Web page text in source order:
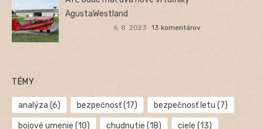
AgustaWestland
6. 8. 2023 13 komentárov
TÉMY
analýza (6) bezpečnosť(17) bezpečnosť letu (7)
bojové umenie (10) chudnutie (18) ciele (13)